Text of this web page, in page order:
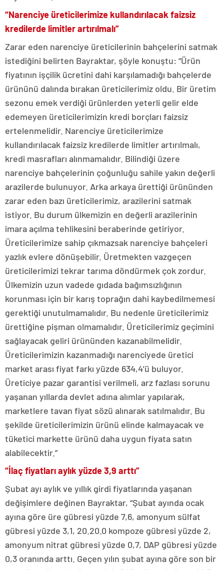
“Narenciye üreticilerimize kullandırılacak faizsiz
kredilerde limitler artırılmalı”
Zarar eden narenciye üreticilerinin bahçelerini satmak
istediğini belirten Bayraktar, şöyle konuştu: “Ürün
fiyatının işçilik ücretini dahi karşılamadığı bahçelerde
ürününü dalında bırakan üreticilerimiz oldu. Bir üretim
sezonu emek verdiği ürünlerden yeterli gelir elde
edemeyen üreticilerimizin kredi borçları faizsiz
ertelenmelidir. Narenciye üreticilerimize
kullandırılacak faizsiz kredilerde limitler artırılmalı,
kredi masrafları alınmamalıdır. Bilindiği üzere
narenciye bahçelerinin çoğunluğu sahile yakın değerli
arazilerde bulunuyor. Arka arkaya ürettiği ürününden
zarar eden bazı üreticilerimiz, arazilerini satmak
istiyor. Bu durum ülkemizin en değerli arazilerinin
imara açılma tehlikesini beraberinde getiriyor.
Üreticilerimize sahip çıkmazsak narenciye bahçeleri
yazlık evlere dönüşebilir. Üretmekten vazgeçen
üreticilerimizi tekrar tarıma döndürmek çok zordur.
Ülkemizin uzun vadede gıdada bağımsızlığının
korunması için bir karış toprağın dahi kaybedilmemesi
gerektiği unutulmamalıdır. Bu nedenle üreticilerimiz
ürettiğine pişman olmamalıdır. Üreticilerimiz geçimini
sağlayacak geliri ürününden kazanabilmelidir.
Üreticilerimizin kazanmadığı narenciyede üretici
market arası fiyat farkı yüzde 634,4’ü buluyor.
Üreticiye pazar garantisi verilmeli, arz fazlası sorunu
yaşanan yıllarda devlet adına alımlar yapılarak,
marketlere tavan fiyat sözü alınarak satılmalıdır. Bu
şekilde üreticilerimizin ürünü elinde kalmayacak ve
tüketici markette ürünü daha uygun fiyata satın
alabilecektir.”
“İlaç fiyatları aylık yüzde 3,9 arttı”
Şubat ayı aylık ve yıllık girdi fiyatlarında yaşanan
değişimlere değinen Bayraktar, “Şubat ayında ocak
ayına göre üre gübresi yüzde 7,6, amonyum sülfat
gübresi yüzde 3,1, 20.20.0 kompoze gübresi yüzde 2,
amonyum nitrat gübresi yüzde 0,7, DAP gübresi yüzde
0,3 oranında arttı. Geçen yılın şubat ayına göre son bir